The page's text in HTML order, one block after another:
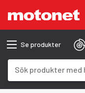
Se produkter